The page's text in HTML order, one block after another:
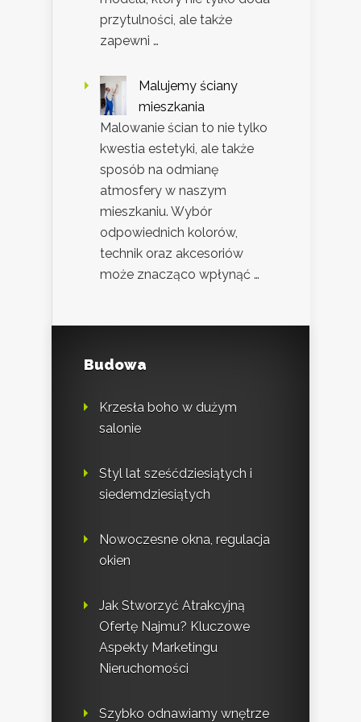
przytulności, ale także
zapewni …
Malujemy ściany
mieszkania
Malowanie ścian to nie tylko
kwestia estetyki, ale także
sposób na odmianę
atmosfery w naszym
mieszkaniu. Wybór
odpowiednich kolorów,
technik oraz akcesoriów
może znacząco wpłynąć …
Budowa
Krzesła boho w dużym
salonie
Styl lat sześćdziesiątych i
siedemdziesiątych
Nowoczesne okna, regulacja
okien
Jak Stworzyć Atrakcyjną
Ofertę Najmu? Kluczowe
Aspekty Marketingu
Nieruchomości
Szybko odnawiamy wnętrze